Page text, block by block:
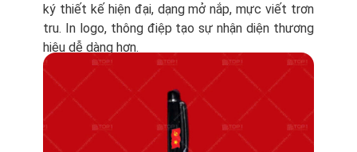
ký thiết kế hiện đại, dạng mở nắp, mực viết trơn
tru. In logo, thông điệp tạo sự nhận diện thương
hiệu dễ dàng hơn.